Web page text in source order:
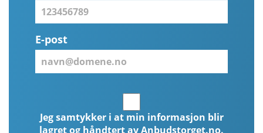
E-post
Jeg samtykker i at min informasjon blir
lagret og håndtert av Anbudstorget.no.